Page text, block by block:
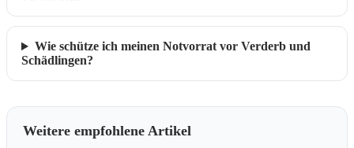
Wie schütze ich meinen Notvorrat vor Verderb und
Schädlingen?
Weitere empfohlene Artikel